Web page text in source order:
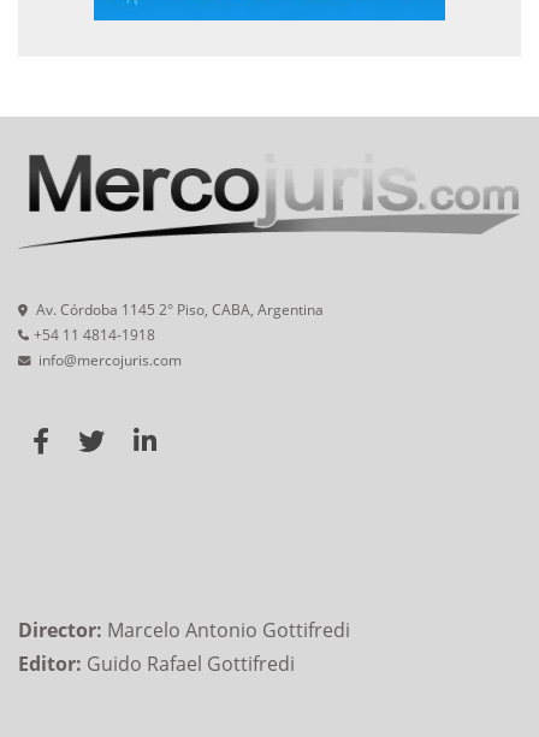
Av. Córdoba 1145 2° Piso, CABA, Argentina
+54 11 4814-1918
info@mercojuris.com
Director: Marcelo Antonio Gottifredi
Editor: Guido Rafael Gottifredi